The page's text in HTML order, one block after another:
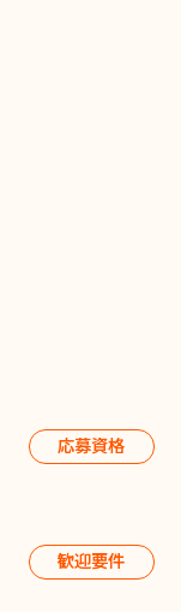
応募資格
歓迎要件